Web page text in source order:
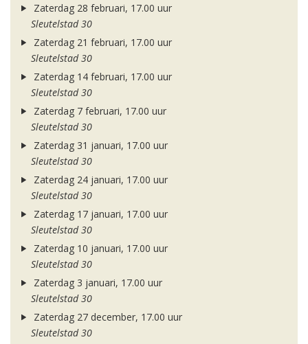
Zaterdag 28 februari, 17.00 uur
Sleutelstad 30
Zaterdag 21 februari, 17.00 uur
Sleutelstad 30
Zaterdag 14 februari, 17.00 uur
Sleutelstad 30
Zaterdag 7 februari, 17.00 uur
Sleutelstad 30
Zaterdag 31 januari, 17.00 uur
Sleutelstad 30
Zaterdag 24 januari, 17.00 uur
Sleutelstad 30
Zaterdag 17 januari, 17.00 uur
Sleutelstad 30
Zaterdag 10 januari, 17.00 uur
Sleutelstad 30
Zaterdag 3 januari, 17.00 uur
Sleutelstad 30
Zaterdag 27 december, 17.00 uur
Sleutelstad 30